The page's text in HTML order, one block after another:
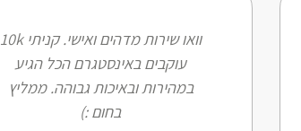
וואו שירות מדהים ואישי. קניתי 10k
עוקבים באינסטגרם הכל הגיע
במהירות ובאיכות גבוהה. ממליץ
בחום :)